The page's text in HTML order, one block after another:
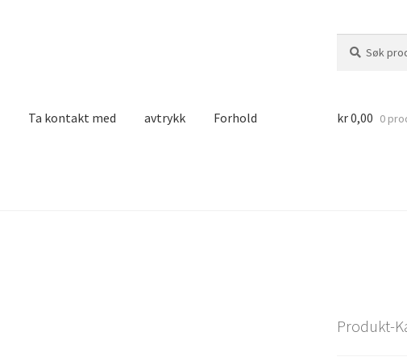
etter:
Ta kontakt med avtrykk Forhold kr0,00 0
Produkt-